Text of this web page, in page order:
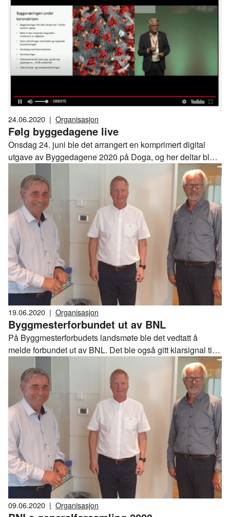
godt grunnlag for å meisle ut ny strategi for 2021 i godt
samarbeid med bransjene, sier Tronrud.
24.06.2020 | Organisasjon
Følg byggedagene live
Onsdag 24. juni ble det arrangert en komprimert digital
utgave av Byggedagene 2020 på Doga, og her deltar blant
moderniseringsminister Nikolai Astrup. Du kan følge
arrangementet gratis her via denne artikkelen på bygg.no.
19.06.2020 | Organisasjon
Byggmesterforbundet ut av BNL
På Byggmesterforbudets landsmøte ble det vedtatt å
melde forbundet ut av BNL. Det ble også gitt klarsignal til
styret i Byggmesterforbundet om å starte en prosess med
NHO for å få etablert en egen landsforening for
bygghåndsverksfagene.
09.06.2020 | Organisasjon